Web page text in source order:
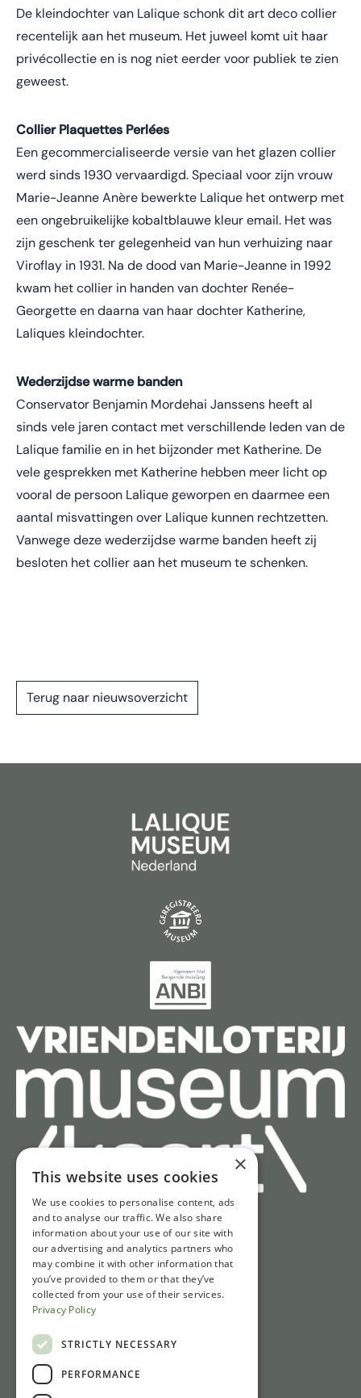
De kleindochter van Lalique schonk dit art deco collier
recentelijk aan het museum. Het juweel komt uit haar
privécollectie en is nog niet eerder voor publiek te zien
geweest.
Collier Plaquettes Perlées
Een gecommercialiseerde versie van het glazen collier
werd sinds 1930 vervaardigd. Speciaal voor zijn vrouw
Marie-Jeanne Anère bewerkte Lalique het ontwerp met
een ongebruikelijke kobaltblauwe kleur email. Het was
zijn geschenk ter gelegenheid van hun verhuizing naar
Viroflay in 1931. Na de dood van Marie-Jeanne in 1992
kwam het collier in handen van dochter Renée-
Georgette en daarna van haar dochter Katherine,
Laliques kleindochter.
Wederzijdse warme banden
Conservator Benjamin Mordehai Janssens heeft al
sinds vele jaren contact met verschillende leden van de
Lalique familie en in het bijzonder met Katherine. De
vele gesprekken met Katherine hebben meer licht op
vooral de persoon Lalique geworpen en daarmee een
aantal misvattingen over Lalique kunnen rechtzetten.
Vanwege deze wederzijdse warme banden heeft zij
besloten het collier aan het museum te schenken.
Terug naar nieuwsoverzicht
Snel naar
Tickets
Openingstijden
Route & parkeren
Nieuws
Contact
×
This website uses cookies
We use cookies to personalise content, ads
and to analyse our traffic. We also share
information about your use of our site with
our advertising and analytics partners who
may combine it with other information that
you’ve provided to them or that they’ve
collected from your use of their services.
Privacy Policy
STRICTLY NECESSARY
PERFORMANCE